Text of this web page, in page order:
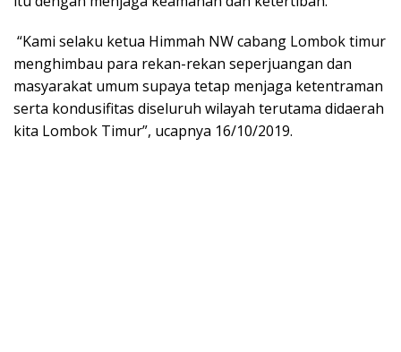
“Kami selaku ketua Himmah NW cabang Lombok timur
menghimbau para rekan-rekan seperjuangan dan
masyarakat umum supaya tetap menjaga ketentraman
serta kondusifitas diseluruh wilayah terutama didaerah
kita Lombok Timur”, ucapnya 16/10/2019.